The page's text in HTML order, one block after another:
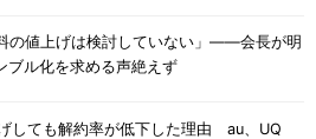
の値上げは検討していない」――会長が明
ル化を求める声絶えず
しても解約率が低下した理由 au、UQ